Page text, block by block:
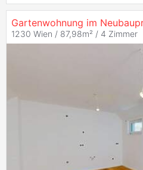
1230 Wien / 87,98m² / 4 Zimmer